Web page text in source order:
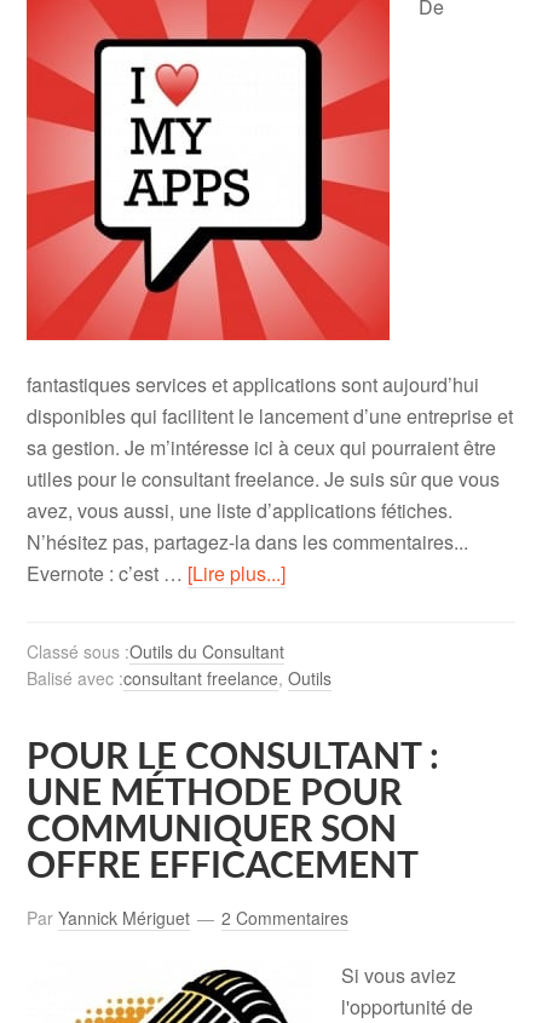
De
fantastiques services et applications sont aujourd’hui
disponibles qui facilitent le lancement d’une entreprise et
sa gestion. Je m’intéresse ici à ceux qui pourraient être
utiles pour le consultant freelance. Je suis sûr que vous
avez, vous aussi, une liste d’applications fétiches.
N’hésitez pas, partagez-la dans les commentaires...
Evernote : c’est … [Lire plus...]
Classé sous :Outils du Consultant
Balisé avec :consultant freelance,Outils
POUR LE CONSULTANT :
UNE MÉTHODE POUR
COMMUNIQUER SON
OFFRE EFFICACEMENT
ParYannick Mériguet 2 Commentaires
Si vous aviez
l'opportunité de